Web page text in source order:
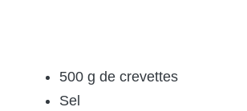
500 g de crevettes
Sel